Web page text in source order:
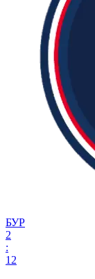
БУР
2
:
12